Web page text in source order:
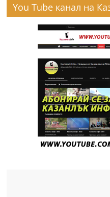
You Tube канал на